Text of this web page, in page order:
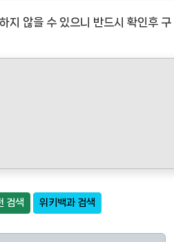
지 않을 수 있으니 반드시 확인후 구
검색 위키백과 검색